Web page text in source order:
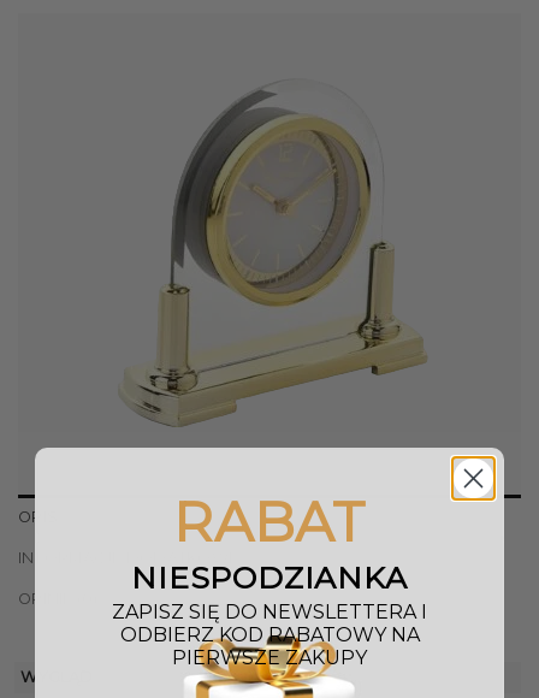
OPIS
INFORMACJE DODATKOWE
OPINIE (0)
WYGLĄD
RABAT
NIESPODZIANKA
ZAPISZ SIĘ DO NEWSLETTERA I
ODBIERZ KOD RABATOWY NA
PIERWSZE ZAKUPY